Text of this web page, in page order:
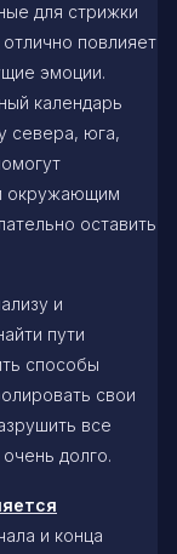
для стрижки
повлияет
эмоции.
календарь
севера, юга,
окружающим
оставить
и
пути
способы
свои
все
долго.
и конца